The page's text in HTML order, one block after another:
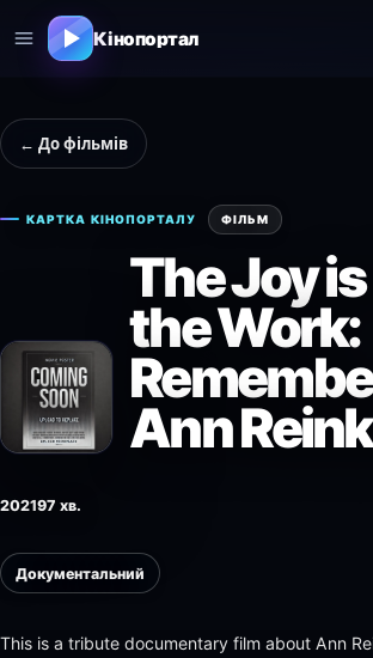
Кінопортал
← До фільмів
КАРТКА КІНОПОРТАЛУ ФІЛЬМ
The Joy
the Work:
Ann
202197 хв.
Документальний
This is a tribute documentary film about Ann